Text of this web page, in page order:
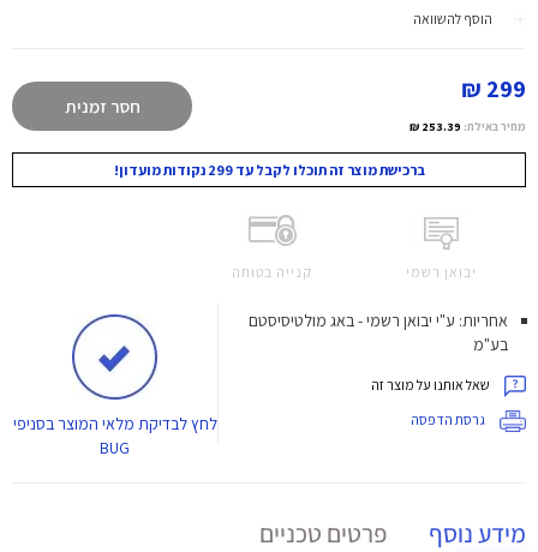
הוסף להשוואה
299 ₪
מחיר באילת: 253.39 ₪
חסר זמנית
ברכישת מוצר זה תוכלו לקבל עד 299 נקודות מועדון!
יבואן רשמי קנייה בטוחה
אחריות: ע"י יבואן רשמי - באג מולטיסיסטם
בע"מ
שאל אותנו על מוצר זה
גרסת הדפסה
לחץלבדיקת מלאי המוצר בסניפי
BUG
מידע נוסף פרטים טכניים